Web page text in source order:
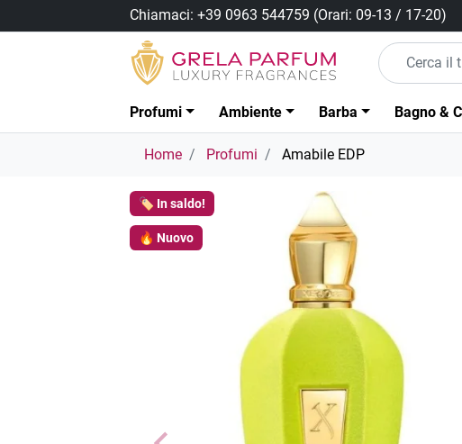
Chiamaci:+39 0963 544759 (Orari: 09-13 / 17-20)
Profumi Ambiente Barba Bagno &
Home Profumi Amabile EDP
🏷️ In saldo!
🔥 Nuovo